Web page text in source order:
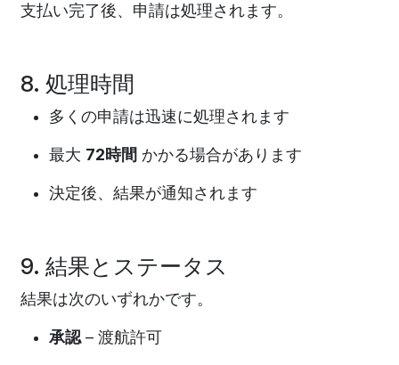
支払い完了後、申請は処理されます。
8. 処理時間
多くの申請は迅速に処理されます
最大 72時間 かかる場合があります
決定後、結果が通知されます
9. 結果とステータス
結果は次のいずれかです。
承認– 渡航許可